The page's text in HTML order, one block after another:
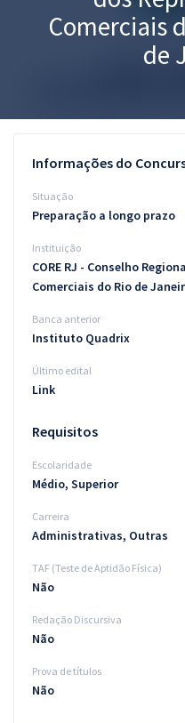
Questões grátis
Conteúdo gratuito
Blog
Aprovados
Atendimento
Comerciais
de
Informações do
Situação
Preparação a longo prazo
Instituição
CORE RJ - Conselho
Comerciais do Rio de
Banca anterior
Instituto Quadrix
Último edital
Link
Requisitos
Escolaridade
Médio, Superior
Carreira
Administrativas, Outras
TAF (Teste de Aptidão Física)
Não
Redação Discursiva
Não
Prova de títulos
Não